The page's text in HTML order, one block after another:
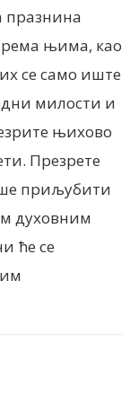
празнина
њима, као
се само иште
милости и
њихово
Презрете
приљубити
духовним
ће се